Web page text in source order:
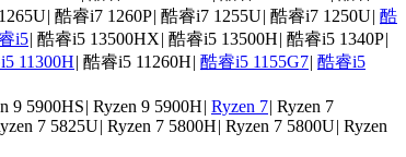
| 酷睿i7 1260P| 酷睿i7 1255U| 酷睿i7 1250U| 酷
i5| 酷睿i5 13500HX| 酷睿i5 13500H| 酷睿i5 1340P|
11300H| 酷睿i5 11260H| 酷睿i5 1155G7| 酷睿i5
9 5900HS| Ryzen 9 5900H| Ryzen 7| Ryzen 7
7 5825U| Ryzen 7 5800H| Ryzen 7 5800U| Ryzen